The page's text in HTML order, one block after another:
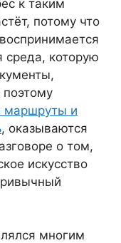
к таким
потому что
среда, которую
поэтому
маршруты и
, оказываются
о том,
искусство
многим